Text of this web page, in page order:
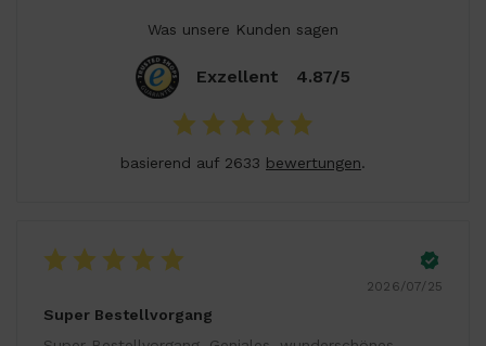
Was unsere Kunden sagen
Exzellent 4.87/5
basierend auf 2633 bewertungen.
2026/07/25
Super Bestellvorgang